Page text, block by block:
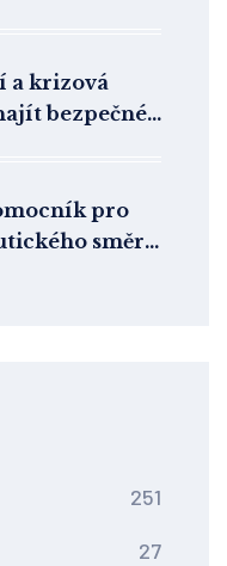
a krizová
bezpečné
pro
směru
251
27